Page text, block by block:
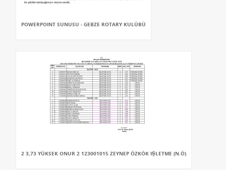
POWERPOINT SUNUSU - GEBZE ROTARY KULÜBÜ
2 3,73 YÜKSEK ONUR 2 123001015 ZEYNEP ÖZKÖK IŞLETME (N.Ö)